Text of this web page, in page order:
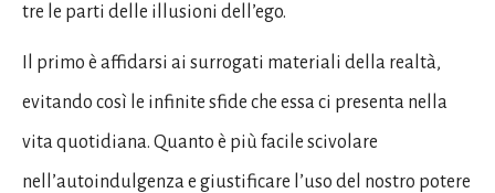
tre le parti delle illusioni dell’ego.
Il primo è affidarsi ai surrogati materiali della realtà,
evitando così le infinite sfide che essa ci presenta nella
vita quotidiana. Quanto è più facile scivolare
nell’autoindulgenza e giustificare l’uso del nostro potere